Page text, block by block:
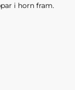
i horn fram.